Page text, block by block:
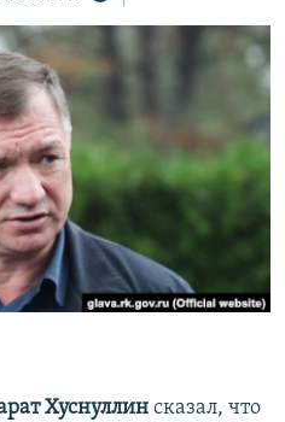
Хуснуллин сказал, что